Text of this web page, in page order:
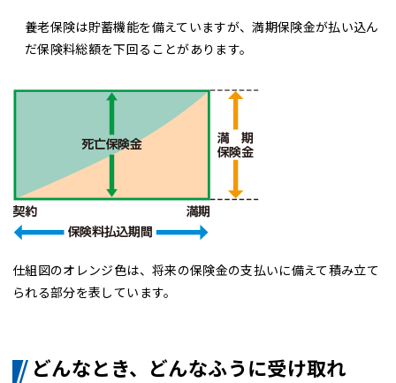
養老保険は貯蓄機能を備えていますが、満期保険金が払い込ん
だ保険料総額を下回ることがあります。
仕組図のオレンジ色は、将来の保険金の支払いに備えて積み立て
られる部分を表しています。
どんなとき、どんなふうに受け取れ